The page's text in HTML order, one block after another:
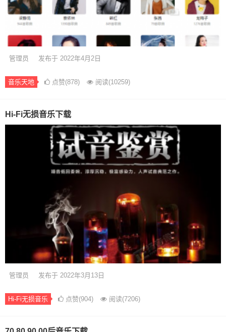
管理员 发布于 2022年4月2日
音乐天地 点赞(878) 阅读(10259)
Hi-Fi无损音乐下载
管理员 发布于 2022年3月13日
Hi-Fi无损音乐 点赞(904) 阅读(7206)